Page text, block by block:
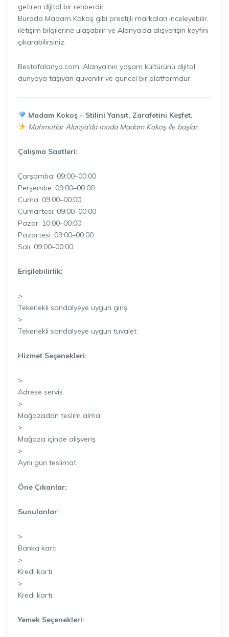
getiren dijital bir rehberdir.
Burada Madam Kokoş gibi prestijli markaları inceleyebilir,
iletişim bilgilerine ulaşabilir ve Alanya’da alışverişin keyfini
çıkarabilirsiniz.
Bestofalanya.com, Alanya’nın yaşam kültürünü dijital
dünyaya taşıyan güvenilir ve güncel bir platformdur.
Madam Kokoş – Stilini Yansıt, Zarafetini Keşfet.
Mahmutlar Alanya’da moda Madam Kokoş ile başlar.
Çalışma Saatleri:
Çarşamba: 09:00–00:00
Perşembe: 09:00–00:00
Cuma: 09:00–00:00
Cumartesi: 09:00–00:00
Pazar: 10:00–00:00
Pazartesi: 09:00–00:00
Salı: 09:00–00:00
Erişilebilirlik:
>
Tekerlekli sandalyeye uygun giriş
>
Tekerlekli sandalyeye uygun tuvalet
Hizmet Seçenekleri:
>
Adrese servis
>
Mağazadan teslim alma
>
Mağaza içinde alışveriş
>
Aynı gün teslimat
Öne Çıkanlar:
Sunulanlar:
>
Banka kartı
>
Kredi kartı
>
Kredi kartı
Yemek Seçenekleri: